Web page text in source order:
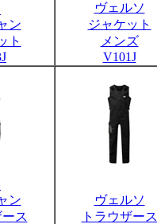
ン
ト
ヴェルソ
ジャケット
メンズ
V101J
ン
ース
ヴェルソ
トラウザース